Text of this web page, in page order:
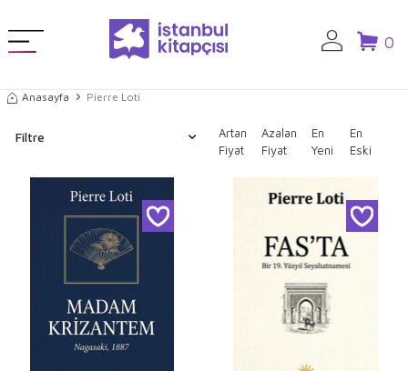
0
Anasayfa Pierre Loti
Filtre
Artan
Fiyat
Azalan
Fiyat
En
Yeni
En
Eski